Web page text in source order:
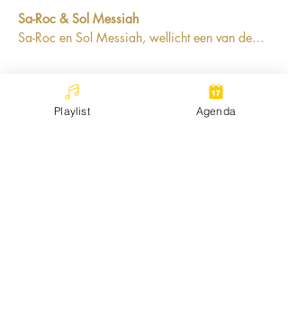
Sa-Roc & Sol Messiah
Sa-Roc en Sol Messiah, wellicht een van de…
Show More
Playlist Agenda